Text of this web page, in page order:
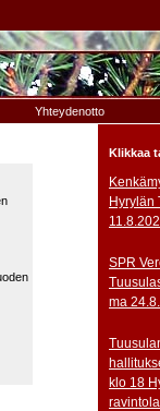
Yhteydenotto
Klikkaa
Hyrylän
SPR
ma
klo 18